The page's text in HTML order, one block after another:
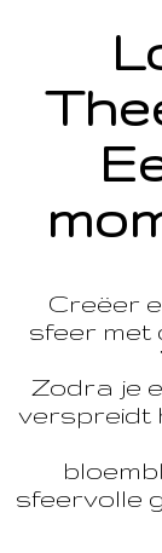
Creëer
sfeer met
Zodra je
verspreidt
sfeervolle